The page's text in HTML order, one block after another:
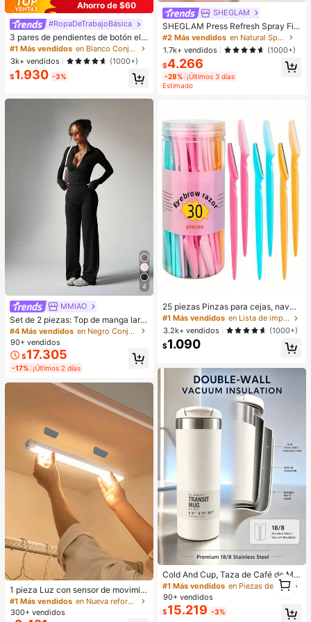
Ahorro de $60
#RopaDeTrabajoBásica
3 pares de pendientes de botón ele
gantes y minimalistas con perlas fal
sas para uso diario, bodas y fiestas
para mujeres
#1 Más vendidos
en Blanco Conjuntos de Aretes para Mujeres
3k+ vendidos
(1000+)
$1.930 -3%
4
MMIAO
Set de 2 piezas: Top de manga larg
a con cierre de cremallera morado
+ Pantalones anchos de pierna anc
ha sueltos, conjunto de yoga y dep
orte
#4 Más vendidos
en Negro Conjuntos deportivos para mujer
90+ vendidos
$17.305
-17% ¡Últimos 2 días
1 pieza Luz con sensor de movimie
nto, luz nocturna recargable por US
B inalámbrica para habitación, gabi
nete, armario, pasillo y escaleras, 5
#1 Más vendidos
en Nueva reforma y decoración de viviendas Ilumina
300+ vendidos
SHEGLAM
SHEGLAM Press Refresh Spray Fija
dor Marca De Belleza CosméTica
Maquillaje Para Mujeres Y NiñAs
#2 Más vendidos
en Natural Spray fijador
1.7k+ vendidos
(1000+)
$4.266
-28% ¡Últimos 3 días
Estimado
25 piezas Pinzas para cejas, navaj
as, tijeras de mango largo, pinzas p
ara cejas de acero inoxidable, herra
mientas de belleza para dar forma a
las cejas, exfoliación, cuidado de la
zona del bikini, herramientas de exf
o), adecuado para Halloween, Navi
#1 Más vendidos
en Lista de imprescindibles para enfermería Herram
3.2k+ vendidos
(1000+)
$1.090
Cold And Cup, Taza de Café de Mo
da Botella de Agua de Viaje de Acer
o Inoxidable Aislada, Taza Reutiliza
ble a Prueba de Fugas de Doble Par
ed Apta para Bebidas Calientes y Fr
#1 Más vendidos
en Piezas de electrodomésticos de cocina
90+ vendidos
$15.219 -3%
1
1